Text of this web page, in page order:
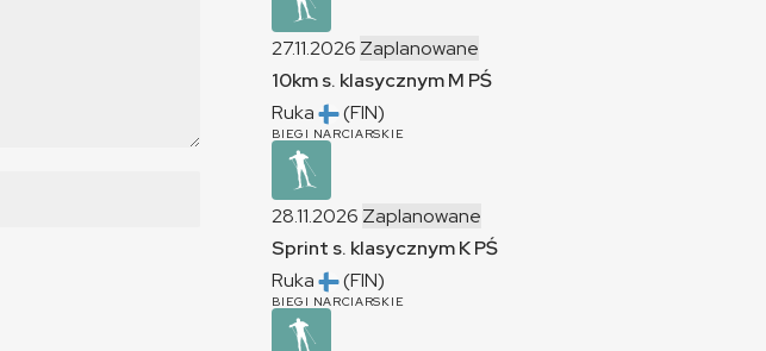
27.11.2026 Zaplanowane
10km s. klasycznymM PŚ
Ruka
(FIN)
BIEGI NARCIARSKIE
28.11.2026 Zaplanowane
Sprint s. klasycznymKPŚ
Ruka
(FIN)
BIEGI NARCIARSKIE